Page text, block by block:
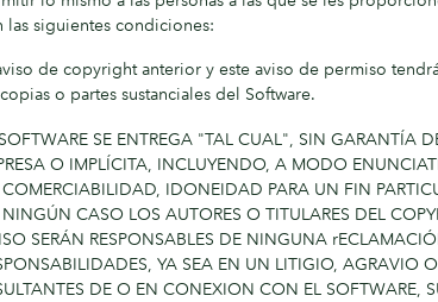
las siguientes condiciones:
de copyright anterior y este aviso de permiso
copias o partes sustanciales del Software.
SE ENTREGA "TAL CUAL", SIN GARANTÍA
O IMPLÍCITA, INCLUYENDO, A MODO
IDONEIDAD PARA UN FIN
CASO LOS AUTORES O TITULARES DEL
SERÁN RESPONSABLES DE NINGUNA
YA SEA EN UN LITIGIO, AGRAVIO
DE O EN CONEXION CON EL SOFTWARE,